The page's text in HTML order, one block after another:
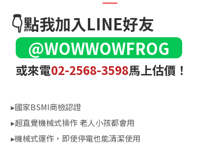
👇點我加入LINE好友
@WOWWOWFROG
或來電02-2568-3598馬上估價！
▸國家BSMI商檢認證
▸超直覺機械式操作 老人小孩都會用
▸機械式運作，即使停電也能清潔使用